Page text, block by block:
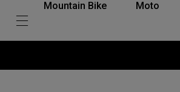
Mountain Bike Moto